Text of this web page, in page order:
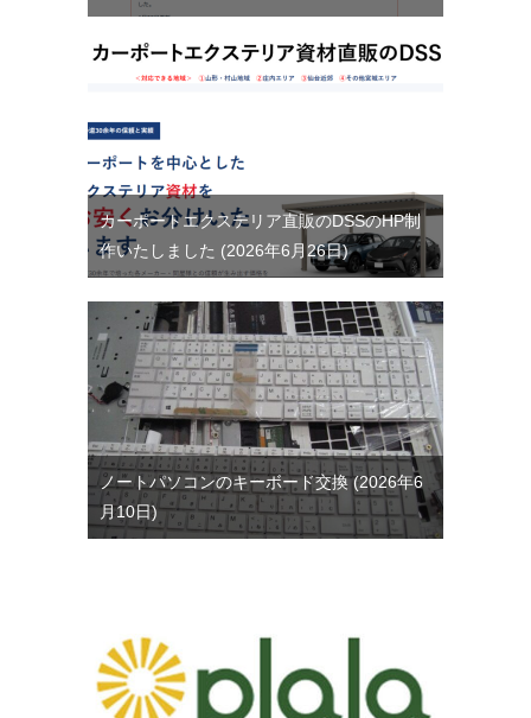
カーポートエクステリア直販のDSSのHP制
作いたしました
2026年6月26日
ノートパソコンのキーボード交換 2026年6
月10日